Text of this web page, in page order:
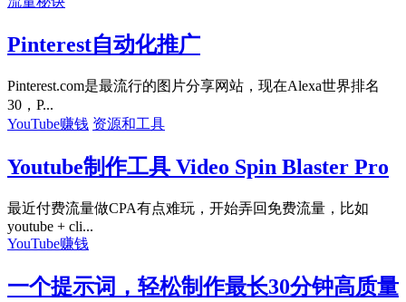
Pinterest自动化推广
Pinterest.com是最流行的图片分享网站，现在Alexa世界排名
30，P...
YouTube赚钱 资源和工具
Youtube制作工具 Video Spin Blaster Pro
最近付费流量做CPA有点难玩，开始弄回免费流量，比如
youtube + cli...
YouTube赚钱
一个提示词，轻松制作最长30分钟高质量